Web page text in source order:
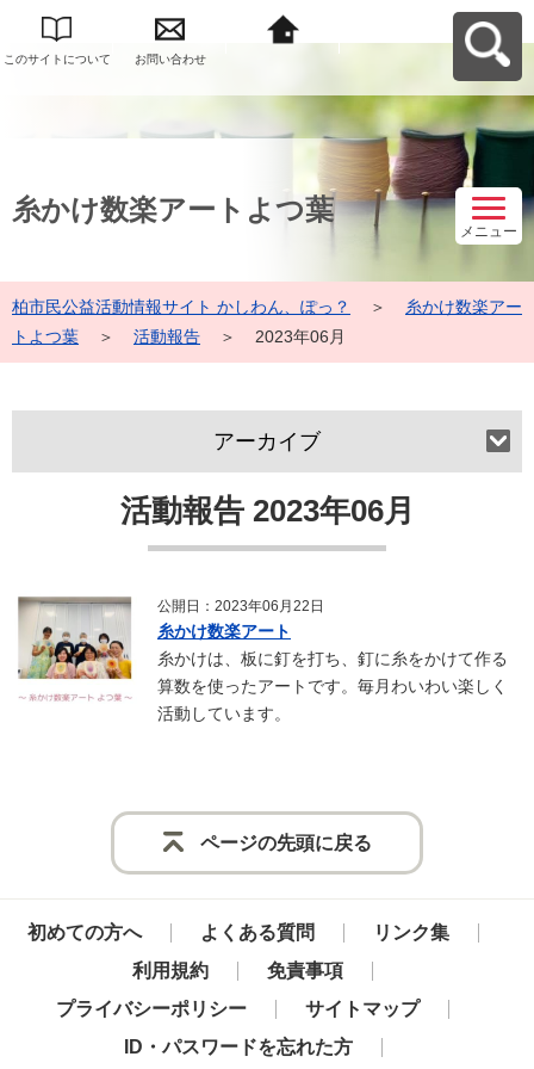
このサイトについて お問い合わせ
糸かけ数楽アートよつ葉
メニュー
柏市民公益活動情報サイト かしわん、ぽっ？ ＞
糸かけ数楽アー
トよつ葉
＞ 活動報告 ＞ 2023年06月
活動報告 2023年06月
公開日：2023年06月22日
糸かけ数楽アート
糸かけは、板に釘を打ち、釘に糸をかけて作る
算数を使ったアートです。毎月わいわい楽しく
活動しています。
アーカイブ
ページの先頭に戻る
初めての方へ よくある質問
リンク集
利用規約
免責事項
プライバシーポリシー
サイトマップ
ID・パスワードを忘れた方